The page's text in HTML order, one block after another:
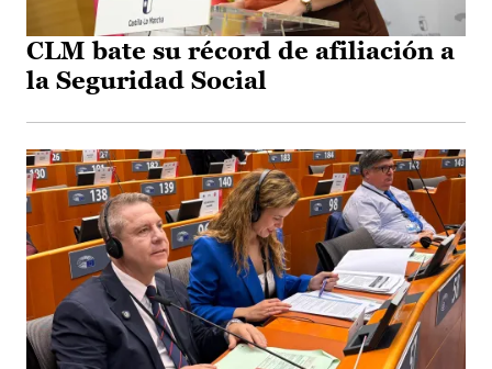
CLM bate su récord de afiliación a
la Seguridad Social